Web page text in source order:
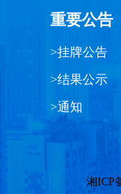
重要公告
>挂牌公告
>结果公示
>通知
湘ICP